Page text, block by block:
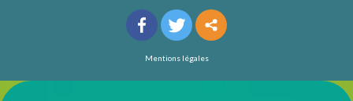
Mentions légales